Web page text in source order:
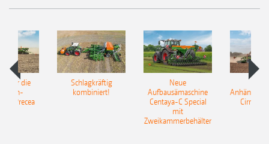
für die
Precea
Schlagkräftig
kombiniert!
Neue
Aufbausämaschine
Centaya-C Special
mit
Zweikammerbehälter
Cirrus